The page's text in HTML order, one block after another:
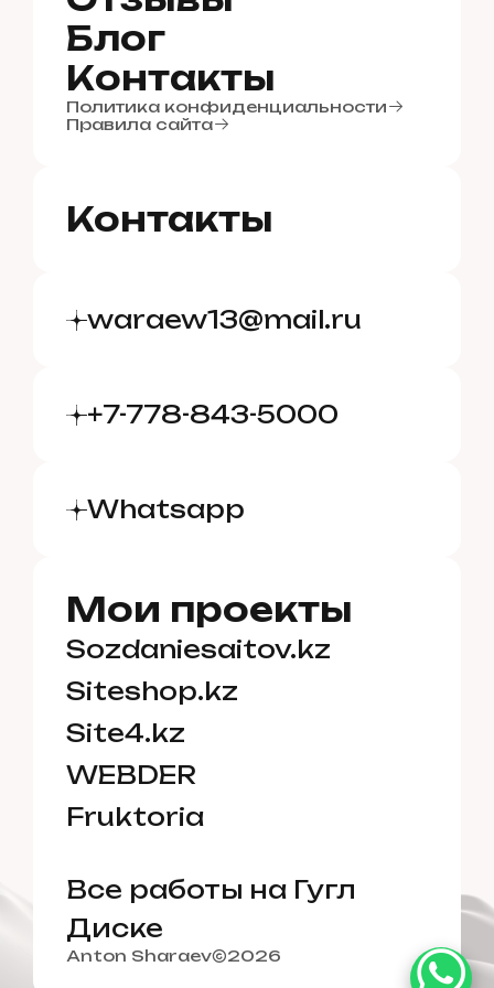
Отзы
Блог
Блог
Контакты
Контакты
Политика конфиденциальности
Правила сайта
Контакты
waraew13@mail.ru
+7-778-843-5000
Whatsapp
Мои проекты
Sozdaniesaitov.kz
Siteshop.kz
Site4.kz
WEBDER
Fruktoria
Все работы на Гугл
Диске
Anton Sharaev 2026